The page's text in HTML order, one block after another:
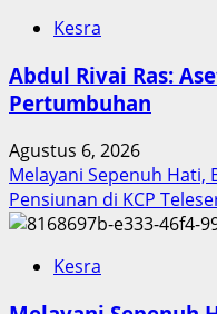
Kesra
Abdul Rivai Ras:
Pertumbuhan
Agustus 6, 2026
Melayani Sepenuh Hati,
Pensiunan di KCP
Kesra